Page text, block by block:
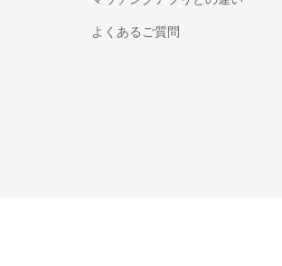
よくあるご質問